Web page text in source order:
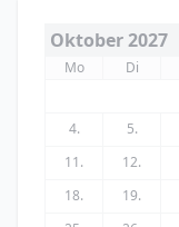
Oktober 2027
Mo
Di
4.
5.
11.
12.
18.
19.